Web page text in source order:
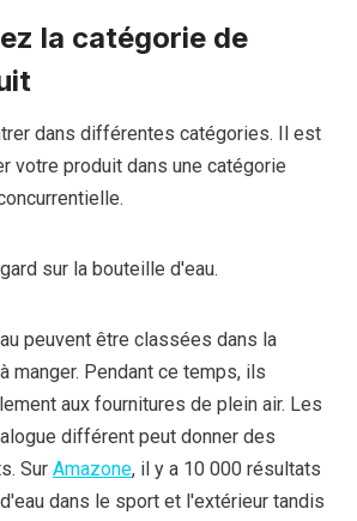
la catégorie de
dans différentes catégories. Il est
votre produit dans une catégorie
sur la bouteille d'eau.
peuvent être classées dans la
manger. Pendant ce temps, ils
aux fournitures de plein air. Les
différent peut donner des
Sur Amazone, il y a 10 000 résultats
dans le sport et l'extérieur tandis